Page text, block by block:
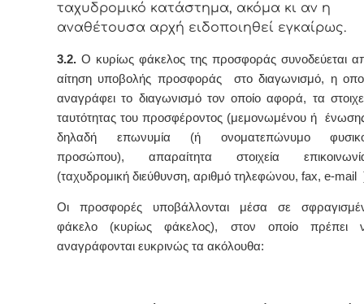
ταχυδρομικό κατάστημα, ακόμα κι αν η
αναθέτουσα αρχή ειδοποιηθεί εγκαίρως.
3.2. Ο κυρίως φάκελος της προσφοράς συνοδεύεται
αίτηση υποβολής προσφοράς στο διαγωνισμό, η
αναγράφει το διαγωνισμό τον οποίο αφορά, τα
ταυτότητας του προσφέροντος (μεμονωμένου ή
δηλαδή επωνυμία (ή ονοματεπώνυμο
προσώπου), απαραίτητα στοιχεία
(ταχυδρομική διεύθυνση, αριθμό τηλεφώνου, fax, e-mail
Οι προσφορές υποβάλλονται μέσα σε
φάκελο (κυρίως φάκελος), στον οποίο πρέπει
αναγράφονται ευκρινώς τα ακόλουθα: